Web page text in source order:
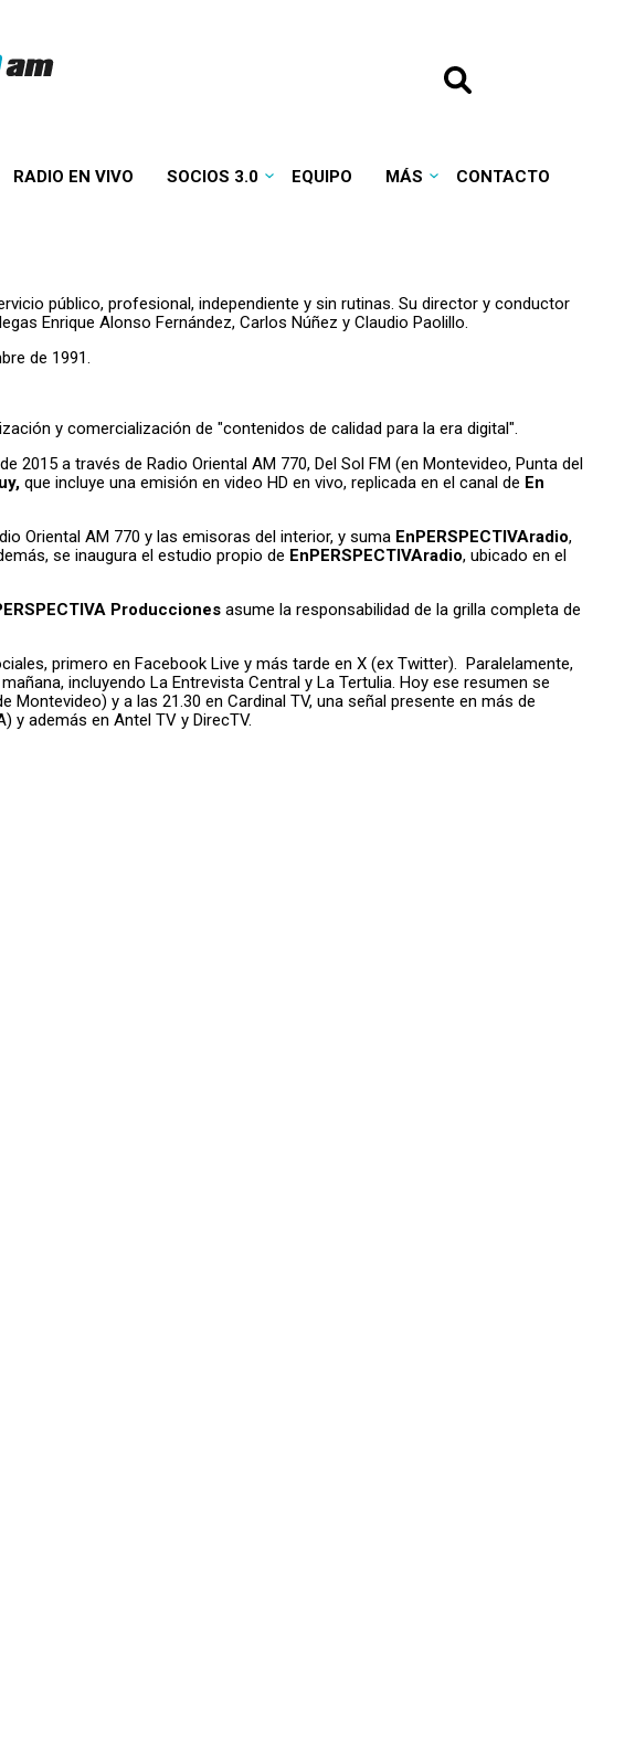
RADIO EN VIVO SOCIOS 3.0 EQUIPO MÁS CONTACTO
público, profesional, independiente y sin rutinas. Su director y conductor
Enrique Alonso Fernández, Carlos Núñez y Claudio Paolillo.
de 1991.
y comercialización de "contenidos de calidad para la era digital".
2015 a través de Radio Oriental AM 770, Del Sol FM (en Montevideo, Punta del
que incluye una emisión en video HD en vivo, replicada en el canal de En
Oriental AM 770 y las emisoras del interior, y suma EnPERSPECTIVAradio,
se inaugura el estudio propio de EnPERSPECTIVAradio, ubicado en el
Producciones asume la responsabilidad de la grilla completa de
primero en Facebook Live y más tarde en X (ex Twitter). Paralelamente,
incluyendo La Entrevista Central y La Tertulia. Hoy ese resumen se
y a las 21.30 en Cardinal TV, una señal presente en más de
y además en Antel TV y DirecTV.